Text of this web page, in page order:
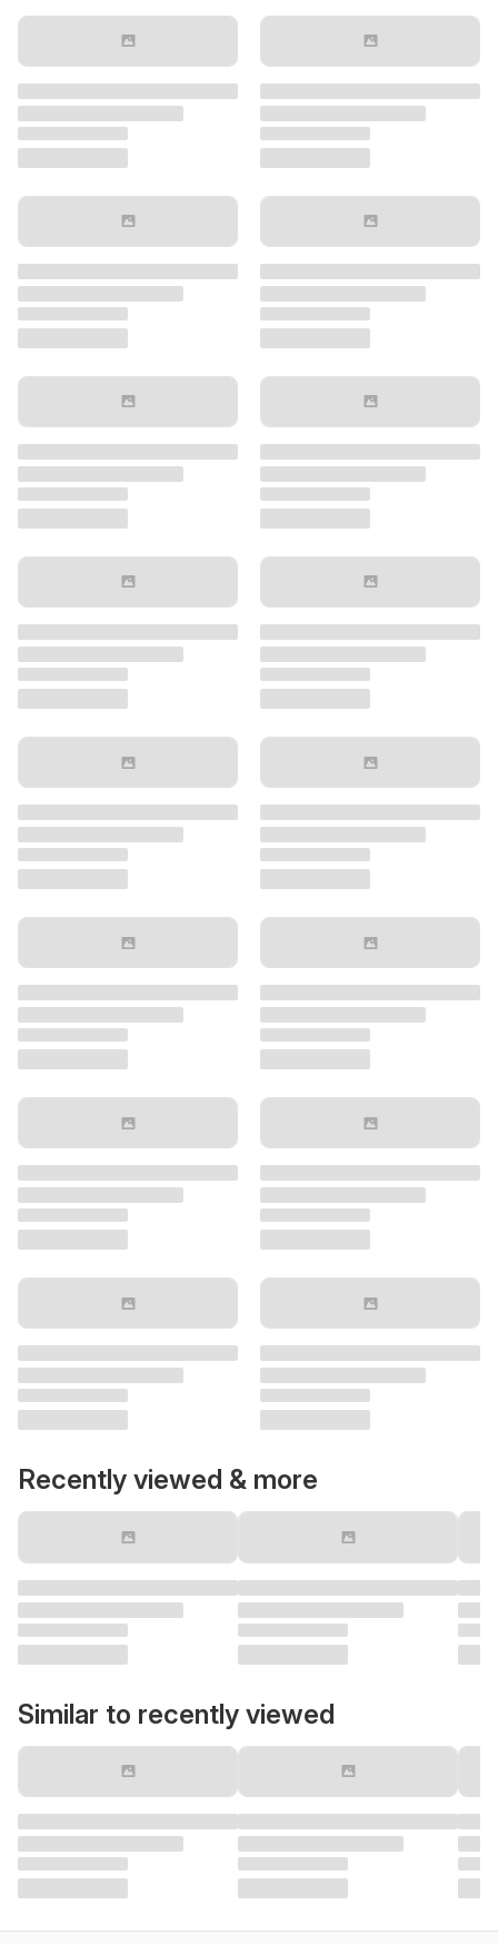
Recently viewed & more
Similar to recently viewed